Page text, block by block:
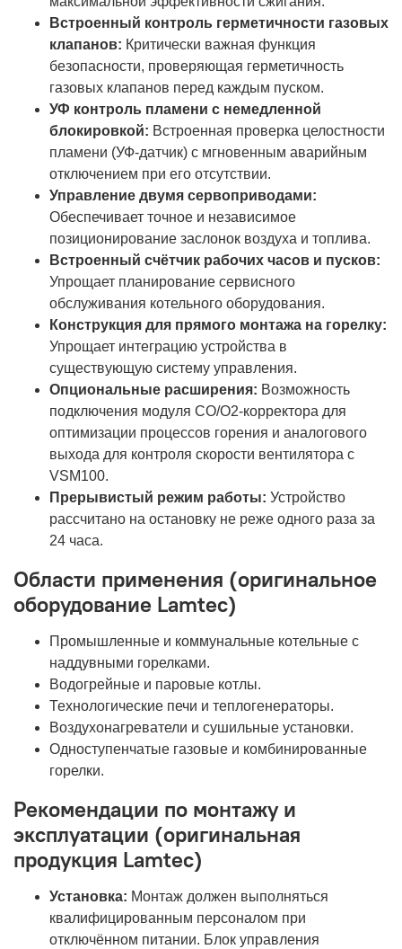
Встроенный контроль герметичности газовых
клапанов: Критически важная функция
безопасности, проверяющая герметичность
газовых клапанов перед каждым пуском.
УФ контроль пламени с немедленной
блокировкой: Встроенная проверка целостности
пламени (УФ-датчик) с мгновенным аварийным
отключением при его отсутствии.
Управление двумя сервоприводами:
Обеспечивает точное и независимое
позиционирование заслонок воздуха и топлива.
Встроенный счётчик рабочих часов и пусков:
Упрощает планирование сервисного
обслуживания котельного оборудования.
Конструкция для прямого монтажа на горелку:
Упрощает интеграцию устройства в
существующую систему управления.
Опциональные расширения: Возможность
подключения модуля СО/О2-корректора для
оптимизации процессов горения и аналогового
выхода для контроля скорости вентилятора с
VSM100.
Прерывистый режим работы: Устройство
рассчитано на остановку не реже одного раза за
24 часа.
Области применения (оригинальное
оборудование Lamtec)
Промышленные и коммунальные котельные с
наддувными горелками.
Водогрейные и паровые котлы.
Технологические печи и теплогенераторы.
Воздухонагреватели и сушильные установки.
Одноступенчатые газовые и комбинированные
горелки.
Рекомендации по монтажу и
эксплуатации (оригинальная
продукция Lamtec)
Установка: Монтаж должен выполняться
квалифицированным персоналом при
отключённом питании. Блок управления